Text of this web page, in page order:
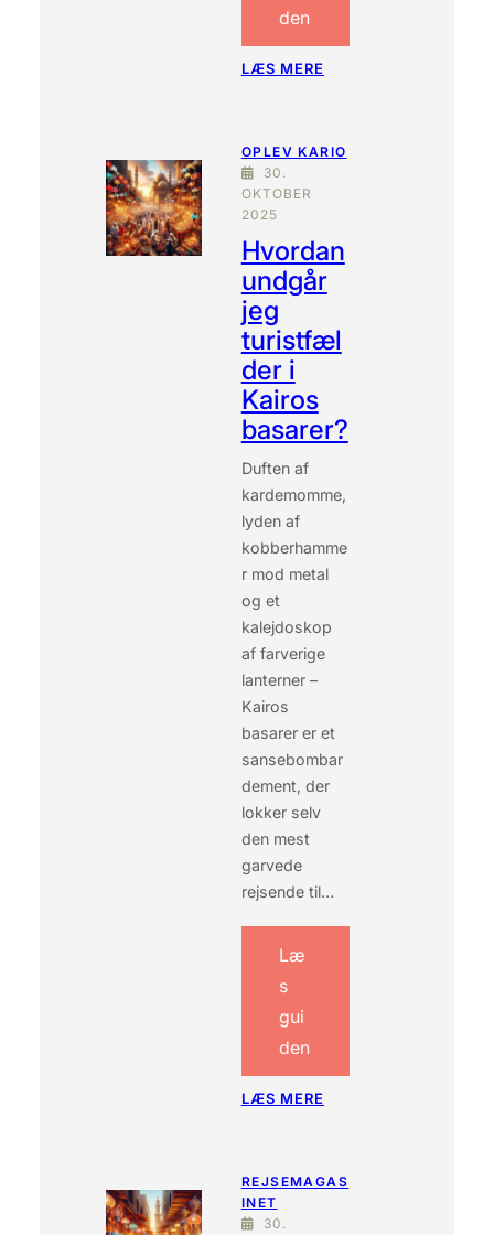
den
LÆS MERE
P
G
U
I
E
T
K
A
I
N
R
N
I
A
T
OPLEV KARIO
30.
OKTOBER
2025
Hvordan
undgår
jeg
turistfæl
der i
Kairos
basarer?
Duften af
kardemomme,
lyden af
kobberhamme
r mod metal
og et
kalejdoskop
af farverige
lanterner –
Kairos
basarer er et
sansebombar
dement, der
lokker selv
den mest
garvede
rejsende til…
Læ
s
gui
den
LÆS MERE
R
REJSEMAGAS
INET
30.